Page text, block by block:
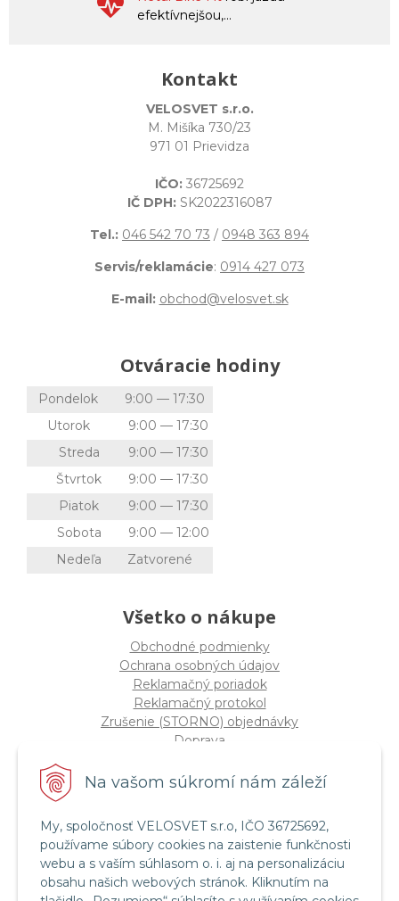
Na vašom súkromí nám záleží
My, spoločnosť VELOSVET s.r.o, IČO 36725692,
používame súbory cookies na zaistenie funkčnosti
webu a s vaším súhlasom o. i. aj na personalizáciu
obsahu našich webových stránok. Kliknutím na
efektívnejšou,...
Kontakt
VELOSVET s.r.o.
M. Mišíka 730/23
971 01 Prievidza
IČO: 36725692
IČ DPH: SK2022316087
Tel.: 046 542 70 73 / 0948 363 894
Servis/reklamácie: 0914 427 073
E-mail: obchod@velosvet.sk
Otváracie hodiny
Pondelok
9:00 — 17:30
Utorok
9:00 — 17:30
Streda
9:00 — 17:30
Štvrtok
9:00 — 17:30
Piatok
9:00 — 17:30
Sobota
9:00 — 12:00
Nedeľa
Zatvorené
Všetko o nákupe
Obchodné podmienky
Ochrana osobných údajov
Reklamačný poriadok
Reklamačný protokol
Zrušenie (STORNO) objednávky
Doprava
Štatút súťaže "Vianoce 2025"
Servis a služby
Servis bicyklov a elektrobicyklov
Retül Bike Fit